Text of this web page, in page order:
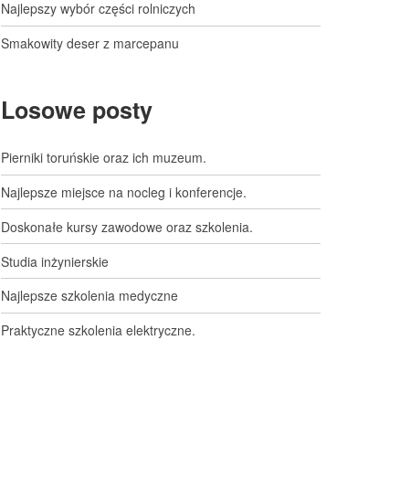
Najlepszy wybór części rolniczych
Smakowity deser z marcepanu
Losowe posty
Pierniki toruńskie oraz ich muzeum.
Najlepsze miejsce na nocleg i konferencje.
Doskonałe kursy zawodowe oraz szkolenia.
Studia inżynierskie
Najlepsze szkolenia medyczne
Praktyczne szkolenia elektryczne.